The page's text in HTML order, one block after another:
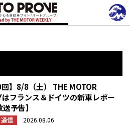
回】8/8（土） THE MOTOR
はフランス＆ドイツの新車レポー
予告】
信 2026.08.06